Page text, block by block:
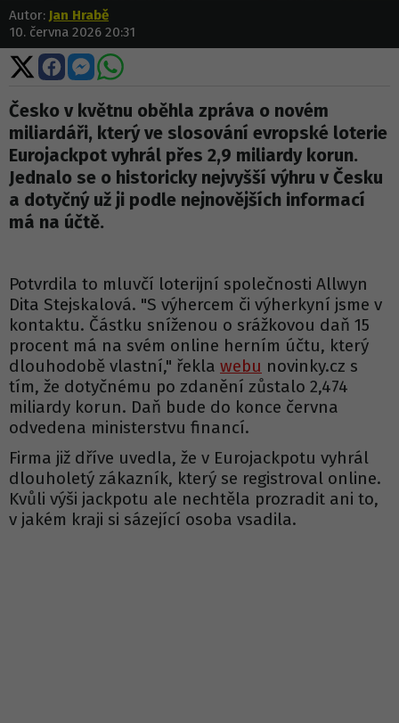
Autor: Jan Hrabě
10. června 2026 20:31
Sdílet
na
X
Sdílet
na
Facebooku
Sdílet
na
Messengeru
Sdílet
WhatsApp
Česko v květnu oběhla zpráva o novém
miliardáři, který ve slosování evropské loterie
Eurojackpot vyhrál přes 2,9 miliardy korun.
Jednalo se o historicky nejvyšší výhru v Česku
a dotyčný už ji podle nejnovějších informací
má na účtě.
Potvrdila to mluvčí loterijní společnosti Allwyn
Dita Stejskalová. "S výhercem či výherkyní jsme v
kontaktu. Částku sníženou o srážkovou daň 15
procent má na svém online herním účtu, který
dlouhodobě vlastní," řekla webu novinky.cz s
tím, že dotyčnému po zdanění zůstalo 2,474
miliardy korun. Daň bude do konce června
odvedena ministerstvu financí.
Firma již dříve uvedla, že v Eurojackpotu vyhrál
dlouholetý zákazník, který se registroval online.
Kvůli výši jackpotu ale nechtěla prozradit ani to,
v jakém kraji si sázející osoba vsadila.